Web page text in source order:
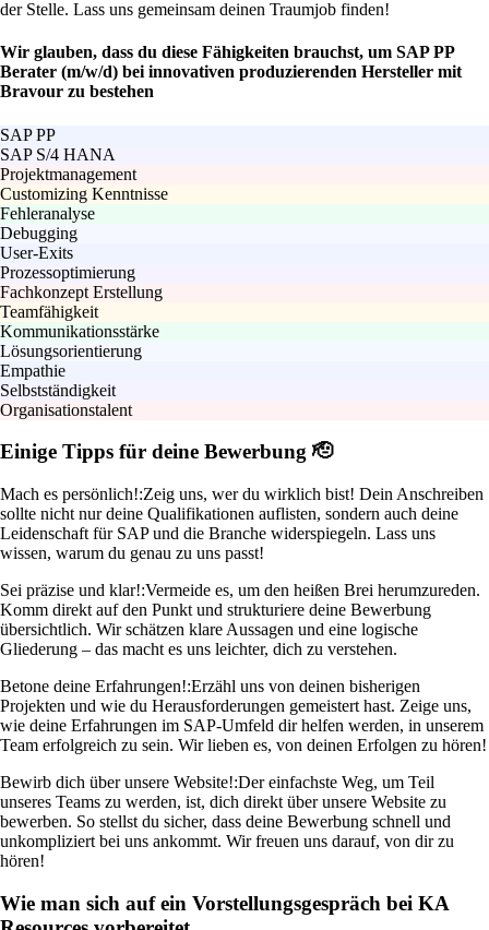
der Stelle. Lass uns gemeinsam deinen Traumjob finden!
Wir glauben, dass du diese Fähigkeiten brauchst, um SAP PP
Berater (m/w/d) bei innovativen produzierenden Hersteller mit
Bravour zu bestehen
SAP PP
SAP S/4 HANA
Projektmanagement
Customizing Kenntnisse
Fehleranalyse
Debugging
User-Exits
Prozessoptimierung
Fachkonzept Erstellung
Teamfähigkeit
Kommunikationsstärke
Lösungsorientierung
Empathie
Selbstständigkeit
Organisationstalent
Einige Tipps für deine Bewerbung 🫡
Mach es persönlich!:Zeig uns, wer du wirklich bist! Dein Anschreiben
sollte nicht nur deine Qualifikationen auflisten, sondern auch deine
Leidenschaft für SAP und die Branche widerspiegeln. Lass uns
wissen, warum du genau zu uns passt!
Sei präzise und klar!:Vermeide es, um den heißen Brei herumzureden.
Komm direkt auf den Punkt und strukturiere deine Bewerbung
übersichtlich. Wir schätzen klare Aussagen und eine logische
Gliederung – das macht es uns leichter, dich zu verstehen.
Betone deine Erfahrungen!:Erzähl uns von deinen bisherigen
Projekten und wie du Herausforderungen gemeistert hast. Zeige uns,
wie deine Erfahrungen im SAP-Umfeld dir helfen werden, in unserem
Team erfolgreich zu sein. Wir lieben es, von deinen Erfolgen zu hören!
Bewirb dich über unsere Website!:Der einfachste Weg, um Teil
unseres Teams zu werden, ist, dich direkt über unsere Website zu
bewerben. So stellst du sicher, dass deine Bewerbung schnell und
unkompliziert bei uns ankommt. Wir freuen uns darauf, von dir zu
hören!
Wie man sich auf ein Vorstellungsgespräch bei KA